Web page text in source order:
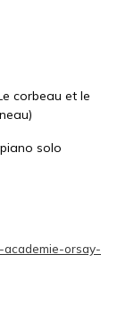
corbeau et le
solo
orsay-